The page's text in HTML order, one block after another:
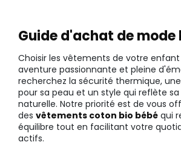
Guide d'achat de mode
Choisir les vêtements de votre
aventure passionnante et pleine
recherchez la sécurité thermique,
pour sa peau et un style qui reflète sa
naturelle. Notre priorité est de vous
des vêtements coton bio bébé qui
équilibre tout en facilitant votre
actifs.